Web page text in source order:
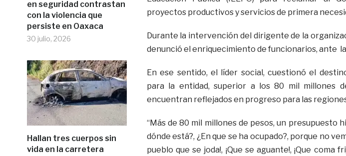
en seguridad contrastan
con la violencia que
persiste en Oaxaca
30 julio, 2026
Hallan tres cuerpos sin
vida en la carretera
proyectos productivos y servicios de primera
Durante la intervención del dirigente de la
denunció el enriquecimiento de funcionarios, ante
En ese sentido, el líder social, cuestionó el
para la entidad, superior a los 80 mil millones
encuentran reflejados en progreso para las
“Más de 80 mil millones de pesos, un presupuesto
dónde está?, ¿En que se ha ocupado?, porque no
pueblo que se joda!, ¡Que se aguante!, ¡Que coma